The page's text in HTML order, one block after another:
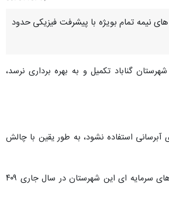
باید به تکمیل طرح های نیمه تمام بویژه با پیشرفت فیزیکی حدود
گناباد تکمیل و به بهره برداری نرسد،‌
استفاده نشود،‌ به طور یقین با چالش
معاون برنامه ریزی و هماهنگی امور عمرانی فرماندار گناباد نیز در این نشست گفت:‌ از مجموع ۲ هزار و ۵۵۵ میلیارد ریال اعتبارات تملک دارایی های سرمایه ای این شهرستان در سال جاری ۴۰۹